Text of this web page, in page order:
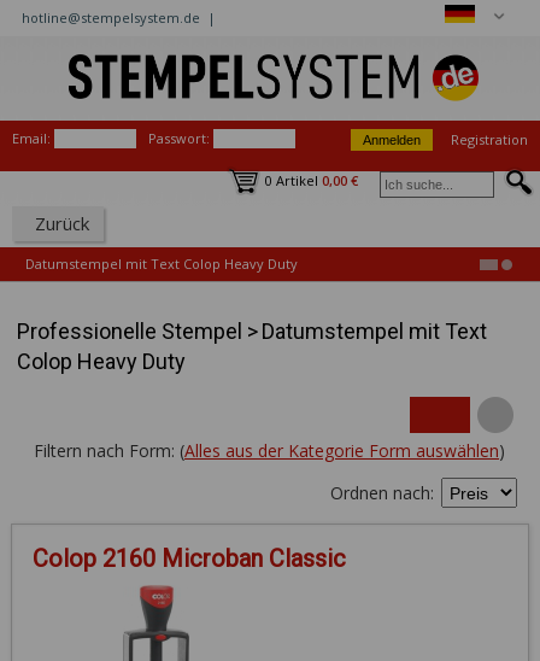
hotline@stempelsystem.de |
Email: Passwort: Registration
0 Artikel 0,00 €
Zurück
Datumstempel mit Text Colop Heavy Duty
Professionelle Stempel >Datumstempel mit Text
Colop Heavy Duty
Filtern nach Form: (Alles aus der Kategorie Form auswählen)
Ordnen nach:
Colop 2160 Microban Classic